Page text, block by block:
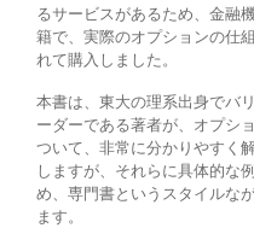
るサービスがあるため、金融
籍で、実際のオプションの仕
れて購入しました。
本書は、東大の理系出身でバ
ーダーである著者が、オプシ
ついて、非常に分かりやすく
しますが、それらに具体的な
め、専門書というスタイルな
ます。